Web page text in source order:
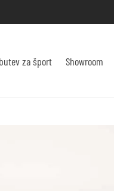
za šport Showroom